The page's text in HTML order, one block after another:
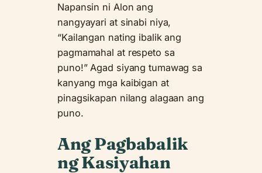
Napansin ni Alon ang
nangyayari at sinabi niya,
“Kailangan nating ibalik ang
pagmamahal at respeto sa
puno!” Agad siyang tumawag sa
kanyang mga kaibigan at
pinagsikapan nilang alagaan ang
puno.
Ang Pagbabalik
ng Kasiyahan